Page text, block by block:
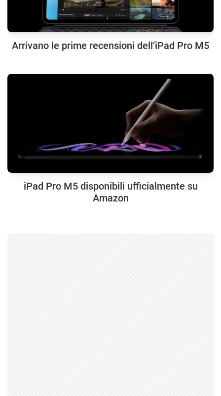
Arrivano le prime recensioni dell’iPad Pro M5
iPad Pro M5 disponibili ufficialmente su
Amazon